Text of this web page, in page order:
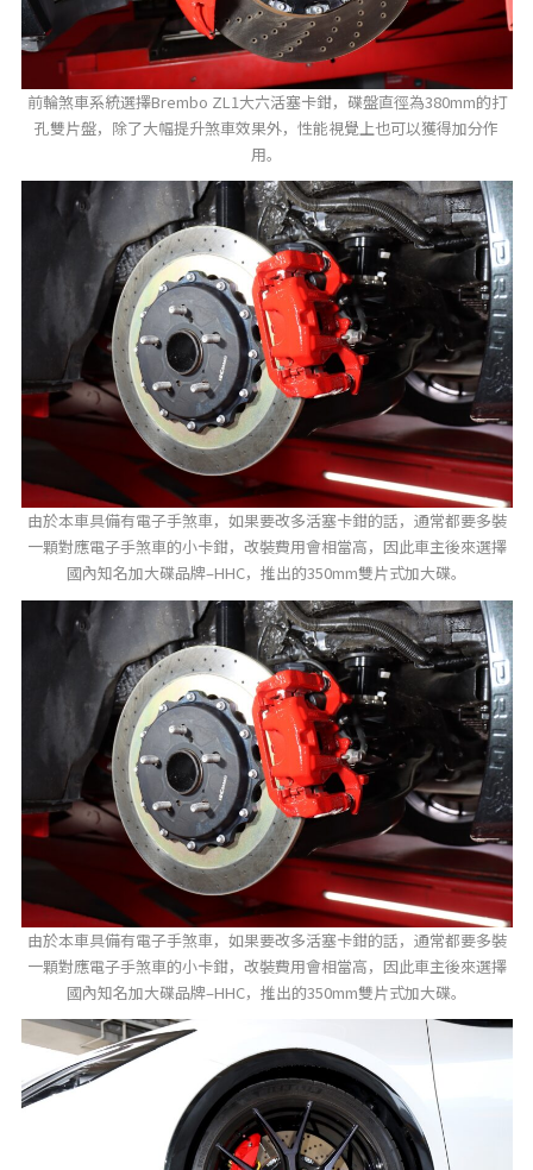
前輪煞車系統選擇Brembo ZL1大六活塞卡鉗，碟盤直徑為380mm的打
孔雙片盤，除了大幅提升煞車效果外，性能視覺上也可以獲得加分作
用。
由於本車具備有電子手煞車，如果要改多活塞卡鉗的話，通常都要多裝
一顆對應電子手煞車的小卡鉗，改裝費用會相當高，因此車主後來選擇
國內知名加大碟品牌–HHC，推出的350mm雙片式加大碟。
由於本車具備有電子手煞車，如果要改多活塞卡鉗的話，通常都要多裝
一顆對應電子手煞車的小卡鉗，改裝費用會相當高，因此車主後來選擇
國內知名加大碟品牌–HHC，推出的350mm雙片式加大碟。